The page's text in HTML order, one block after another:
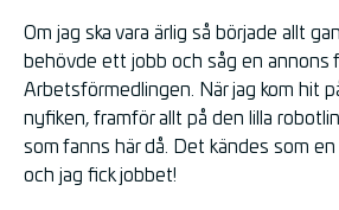
Om jag ska vara ärlig så började allt
behövde ett jobb och såg en annons
Arbetsförmedlingen. När jag kom hit
nyfiken, framför allt på den lilla
som fanns här då. Det kändes som
och jag fick jobbet!